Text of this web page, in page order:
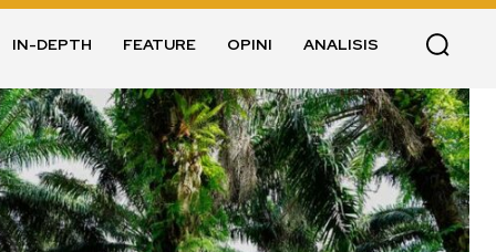
IN-DEPTH FEATURE OPINI ANALISIS